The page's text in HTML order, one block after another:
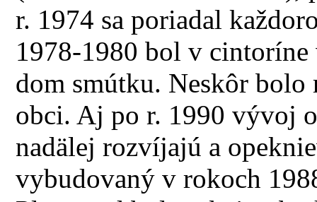
r. 1974 sa poriadal
1978-1980 bol v cintoríne
dom smútku. Neskôr bolo
obci. Aj po r. 1990 vývoj
nadälej rozvíjajú a
vybudovaný v rokoch